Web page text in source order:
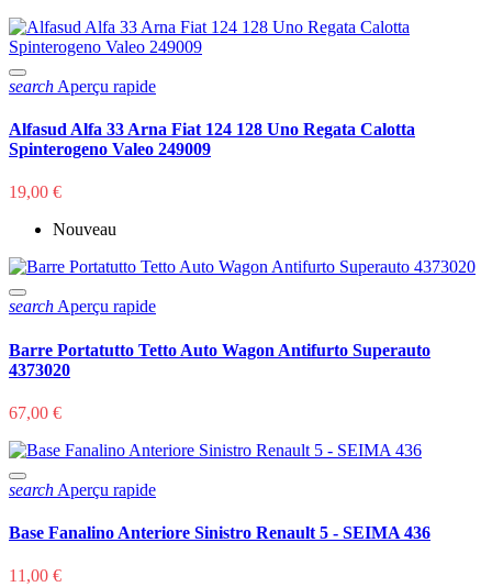
search Aperçu rapide
Alfasud Alfa 33 Arna Fiat 124 128 Uno Regata Calotta
Spinterogeno Valeo 249009
19,00 €
Nouveau
search Aperçu rapide
Barre Portatutto Tetto Auto Wagon Antifurto Superauto
4373020
67,00 €
search Aperçu rapide
Base Fanalino Anteriore Sinistro Renault 5 - SEIMA 436
11,00 €